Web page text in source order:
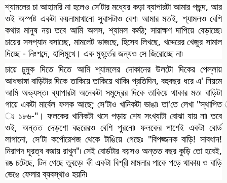
শ্যামলের চা আহামরি না হলেও সে'টার মধ্যের কড়া ব্যাপারটা আমার পছন্দ, আর
ওই অস্পষ্ট একটা কয়লামাখানো সুবাসটাও বেশ৷ আমার মতই, শ্যামলও বেশি
কথার মানুষ নয়৷ তবে আমি অলস, শ্যামল কর্মঠ; সারাক্ষণ দাপিয়ে বেড়াচ্ছে৷
চায়ের সসপ্যান বসাচ্ছে, মামলেট ভাজছে, হিসেব লিখছে, খদ্দেরের খেজুর সামাল
দিচ্ছে - নিঃশব্দে, হাসিমুখে। এক মুহূর্তের জন্যও সে জিরোচ্ছে না৷
চায়ে চুমুক দিতে দিতে আমি শ্যামলের দোকানের উলটো দিকের পেল্লায়
আধভাঙ্গা বাড়িটার দিকে তাকিয়ে তাকিয়ে থাকি৷ প্রতিদিন, বহুবছর ধরে এ' নিয়মে
আমি অভ্যস্ত৷ ব্যাপারটা অনেকটা সমুদ্রের দিকে তাকিয়ে থাকার মত৷ বাড়িটা
গায়ে একটা মার্বেল ফলক আছে; সে'টাও খানিকটা ভাঙা৷ তা'তে লেখা "স্থাপিত
ঃ ১৮৬-"। ফলকের খানিকটা খসে পড়ায় শেষ সংখ্যাটা বোঝা যায় না৷ তবে
ওই, অন্তত দেড়শো বছরেরও বেশি পুরনো৷ ফলকের পাশেই একটা বোর্ড
লাগানো, সে'টা কর্পোরেশজ থেকে টাঙিয়ে গেছেঃ "বিপজ্জনক বাড়ি! সাবধান!
নিরাপদ দূরত্ব বজায় রাখুন"৷ সেই বোর্ডটার বয়সও অন্তত বছর কুড়ি তো হবেই,
রঙ চটেছে, টিন গেছে তুবড়ে৷ কী একটা বিশ্রী মামলার পাকে পড়ে থাকায় ও বাড়ি
ভেঙে ফেলার ব্যবস্থাও হয়নি৷